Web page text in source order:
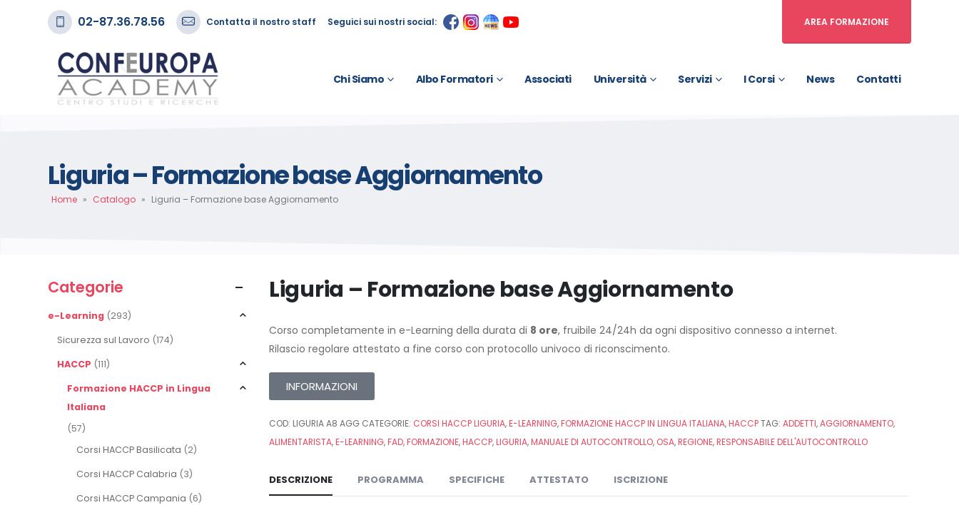
02-87.36.78.56 Contatta il nostro staff Seguici sui nostri social: AREA FORMAZIONE
Chi Siamo Albo Formatori Associati Università Servizi I Corsi News Contatti
Liguria – Formazione base Aggiornamento
Home » Catalogo » Liguria – Formazione base Aggiornamento
Categorie
e-Learning (293)
Sicurezza sul Lavoro (174)
HACCP (111)
Formazione HACCP in Lingua
Italiana
(57)
Corsi HACCP Basilicata (2)
Corsi HACCP Calabria (3)
Corsi HACCP Campania (6)
Liguria – Formazione base Aggiornamento
Corso completamente in e-Learning della durata di 8 ore, fruibile 24/24h da ogni dispositivo connesso a internet.
Rilascio regolare attestato a fine corso con protocollo univoco di riconscimento.
INFORMAZIONI
COD: LIGURIA A8 AGG CATEGORIE: CORSI HACCP LIGURIA,E-LEARNING,FORMAZIONE HACCP IN LINGUA ITALIANA,HACCPTAG: ADDETTI,AGGIORNAMENTO,
ALIMENTARISTA,E-LEARNING,FAD,FORMAZIONE,HACCP,LIGURIA,MANUALE DI AUTOCONTROLLO, OSA,REGIONE,RESPONSABILE DELL'AUTOCONTROLLO
DESCRIZIONE PROGRAMMA SPECIFICHE ATTESTATO ISCRIZIONE